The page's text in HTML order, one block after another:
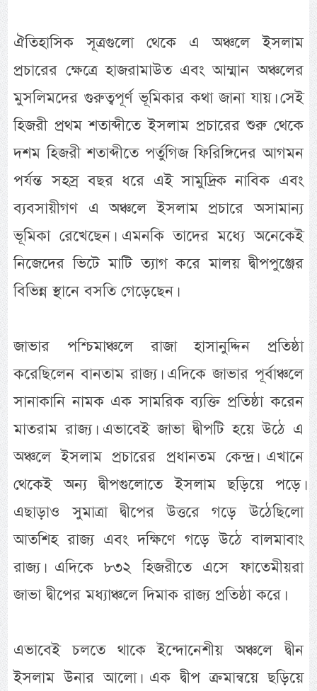
ঐতিহাসিক সূত্রগুলো থেকে এ অঞ্চলে ইসলাম
প্রচারের ক্ষেত্রে হাজরামাউত এবং আম্মান অঞ্চলের
মুসলিমদের গুরুত্বপূর্ণ ভূমিকার কথা জানা যায়। সেই
হিজরী প্রথম শতাব্দীতে ইসলাম প্রচারের শুরু থেকে
দশম হিজরী শতাব্দীতে পর্তুগিজ ফিরিঙ্গিদের আগমন
পর্যন্ত সহস্র বছর ধরে এই সামুদ্রিক নাবিক এবং
ব্যবসায়ীগণ এ অঞ্চলে ইসলাম প্রচারে অসামান্য
ভূমিকা রেখেছেন। এমনকি তাদের মধ্যে অনেকেই
নিজেদের ভিটে মাটি ত্যাগ করে মালয় দ্বীপপুঞ্জের
বিভিন্ন স্থানে বসতি গেড়েছেন।
জাভার পশ্চিমাঞ্চলে রাজা হাসানুদ্দিন প্রতিষ্ঠা
করেছিলেন বানতাম রাজ্য। এদিকে জাভার পূর্বাঞ্চলে
সানাকানি নামক এক সামরিক ব্যক্তি প্রতিষ্ঠা করেন
মাতরাম রাজ্য। এভাবেই জাভা দ্বীপটি হয়ে উঠে এ
অঞ্চলে ইসলাম প্রচারের প্রধানতম কেন্দ্র। এখানে
থেকেই অন্য দ্বীপগুলোতে ইসলাম ছড়িয়ে পড়ে।
এছাড়াও সুমাত্রা দ্বীপের উত্তরে গড়ে উঠেছিলো
আতশিহ রাজ্য এবং দক্ষিণে গড়ে উঠে বালমাবাং
রাজ্য। এদিকে ৮৩২ হিজরীতে এসে ফাতেমীয়রা
জাভা দ্বীপের মধ্যাঞ্চলে দিমাক রাজ্য প্রতিষ্ঠা করে।
এভাবেই চলতে থাকে ইন্দোনেশীয় অঞ্চলে দ্বীন
ইসলাম উনার আলো। এক দ্বীপ ক্রমান্বয়ে ছড়িয়ে